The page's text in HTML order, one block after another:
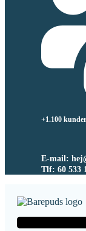
+1.100
E-mail:
Tlf: 60 533